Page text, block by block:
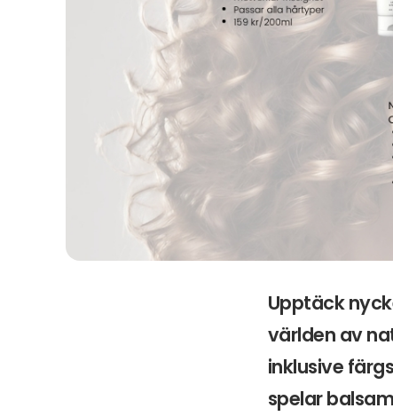
Upptäck
världen av
inklusive
spelar